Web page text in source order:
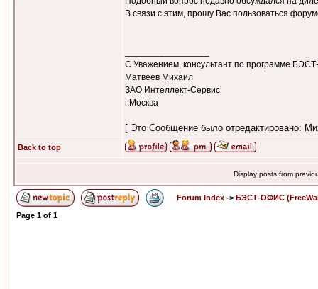
В связи с этим, прошу Вас пользоваться
С Уважением, консультант по программе
Матвеев Михаил
ЗАО Интеллект-Сервис
г.Москва
[ Это Сообщение было отредактировано:
Back to top
Display posts from
Forum Index -> БЭСТ-ОФИС
Page 1 of 1